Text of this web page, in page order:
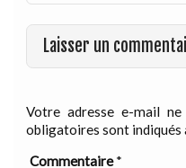
Laisser un
Votre adresse e-mail ne
obligatoires sont indiqués
Commentaire*